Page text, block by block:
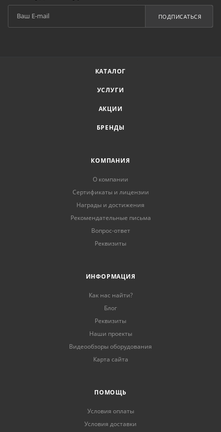
ПОДПИСАТЬСЯ
КАТАЛОГ
УСЛУГИ
АКЦИИ
БРЕНДЫ
КОМПАНИЯ
О компании
Сертификаты и лицензии
Награды и достижения
Рекомендательные письма
Вопрос-ответ
Реквизиты
ИНФОРМАЦИЯ
Как нас найти?
Блог
Реквизиты
Наши проекты
Видеообзоры оборудования
Карта сайта
ПОМОЩЬ
Условия оплаты
Условия доставки